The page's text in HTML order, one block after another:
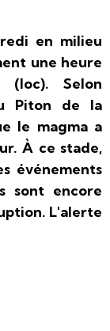
en milieu
une heure
(loc). Selon
Piton de la
le magma a
À ce stade,
événements
sont encore
L'alerte